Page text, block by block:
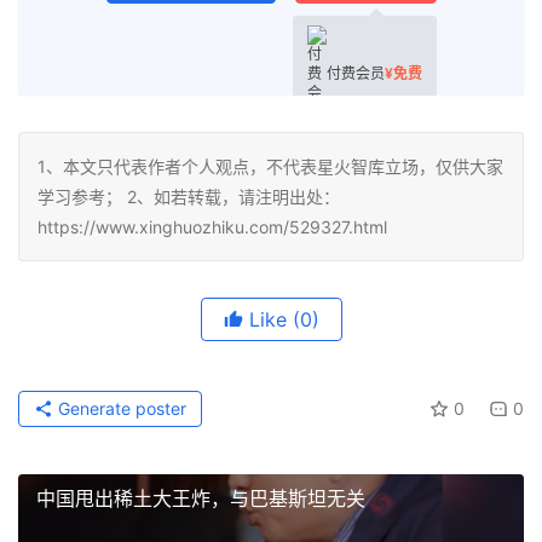
付费会员¥免费
1、本文只代表作者个人观点，不代表星火智库立场，仅供大家
学习参考； 2、如若转载，请注明出处：
https://www.xinghuozhiku.com/529327.html
Like (0)
0 0
Generate poster
中国甩出稀土大王炸，与巴基斯坦无关